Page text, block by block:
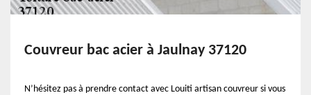
Couvreur bac acier à Jaulnay 37120
N’hésitez pas à prendre contact avec Louiti artisan couvreur si vous